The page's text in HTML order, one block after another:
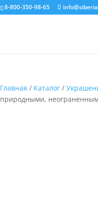
8-800-350-98-65
Главная / Каталог /
природными,